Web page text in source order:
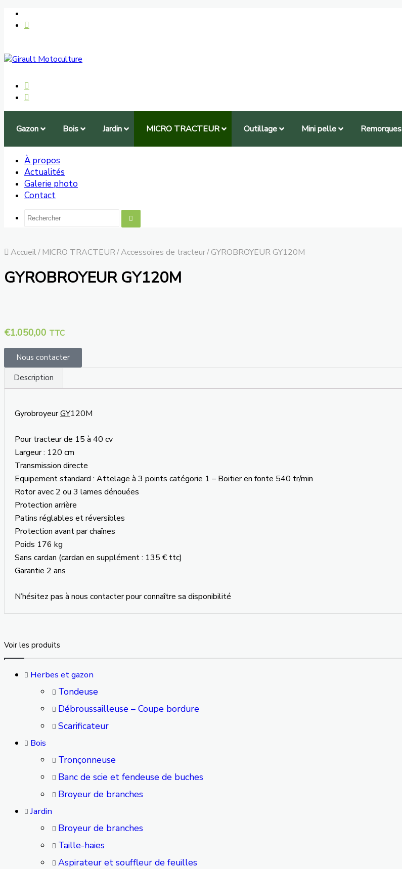
Gazon Bois Jardin MICRO TRACTEUR Outillage Mini pelle Remorques
À propos
Actualités
Galerie photo
Contact
Accueil/MICRO TRACTEUR/Accessoires de tracteur/GYROBROYEUR GY120M
GYROBROYEUR GY120M
€1.050,00 TTC
Nous contacter
Description
GyrobroyeurGY120M
Pour tracteur de 15 à 40 cv
Largeur : 120 cm
Transmission directe
Equipement standard : Attelage à 3 points catégorie 1 – Boitier en fonte 540 tr/min
Rotor avec 2 ou 3 lames dénouées
Protection arrière
Patins réglables et réversibles
Protection avant par chaînes
Poids 176 kg
Sans cardan (cardan en supplément : 135 € ttc)
Garantie 2 ans
N’hésitez pas à nous contacter pour connaître sa disponibilité
Voir les produits
Herbes et gazon
Tondeuse
Débroussailleuse – Coupe bordure
Scarificateur
Bois
Tronçonneuse
Banc de scie et fendeuse de buches
Broyeur de branches
Jardin
Broyeur de branches
Taille-haies
Aspirateur et souffleur de feuilles